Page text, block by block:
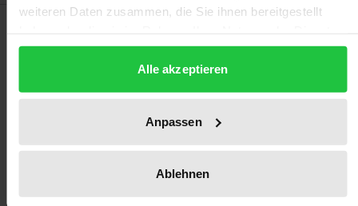
weiteren Daten zusammen, die Sie ihnen bereitgestellt
gesammelt haben.
Alle akzeptieren
Anpassen
Ablehnen
After decades of dispute about the treatment of
defects in partnership resolutions, the legislator has
achieved clarity through the MoPeG. The author
evaluates the new regulation and identifies further